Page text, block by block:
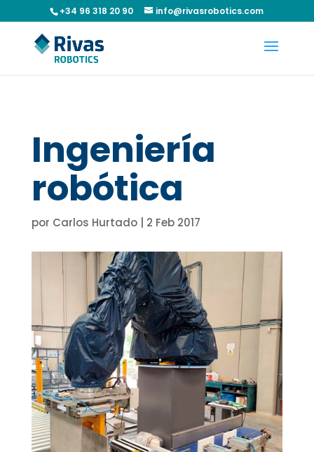
+34 96 318 20 90 info@rivasrobotics.com
Ingeniería
robótica
por Carlos Hurtado| 2 Feb 2017